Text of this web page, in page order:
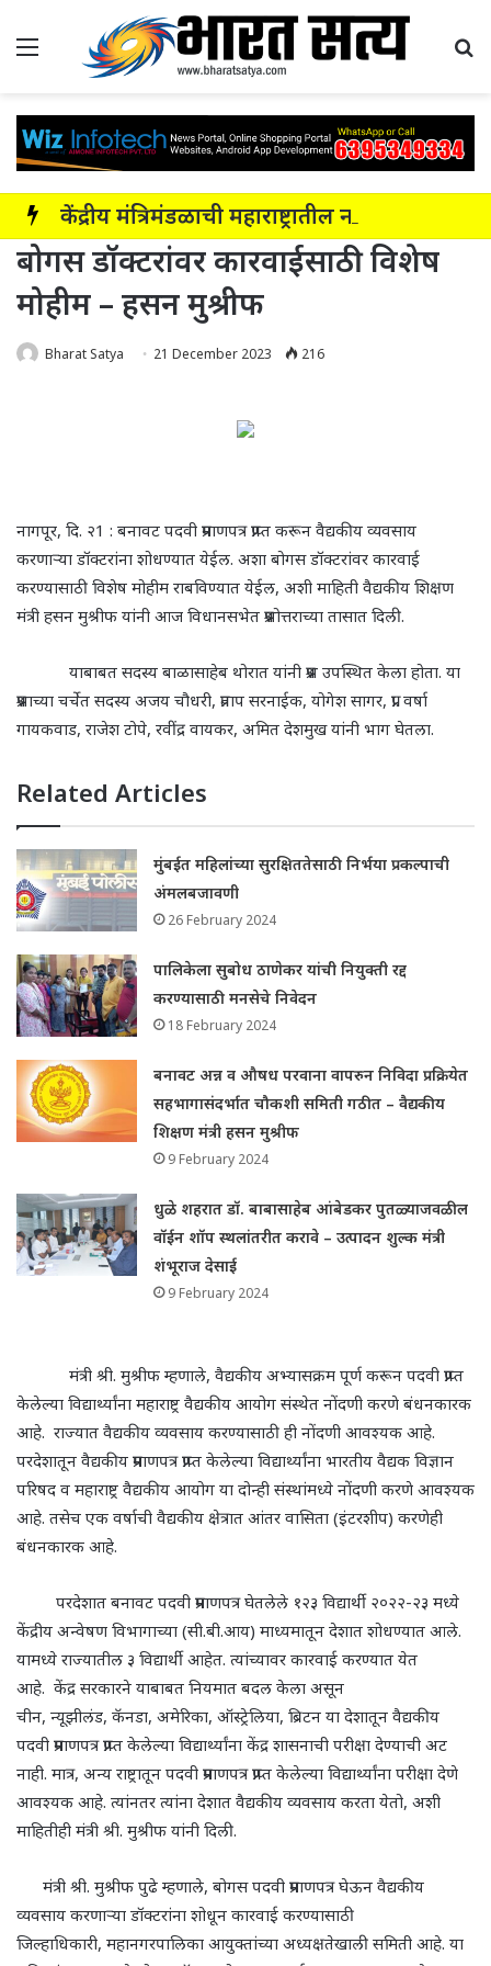
Menu
बोगस डॉक्टरांवर कारवाईसाठी विशेष
मोहीम – हसन मुश्रीफ
Bharat Satya 21 December 2023 216
नागपूर, दि. २1 : बनावट पदवी प्रमाणपत्र प्राप्त करून वैद्यकीय व्यवसाय
करणाऱ्या डॉक्टरांना शोधण्यात येईल. अशा बोगस डॉक्टरांवर कारवाई
करण्यासाठी विशेष मोहीम राबविण्यात येईल, अशी माहिती वैद्यकीय शिक्षण
मंत्री हसन मुश्रीफ यांनी आज विधानसभेत प्रश्नोत्तराच्या तासात दिली.
याबाबत सदस्य बाळासाहेब थोरात यांनी प्रश्न उपस्थित केला होता. या
प्रश्नाच्या चर्चेत सदस्य अजय चौधरी, प्रताप सरनाईक, योगेश सागर, प्रा. वर्षा
गायकवाड, राजेश टोपे, रवींद्र वायकर, अमित देशमुख यांनी भाग घेतला.
Related Articles
मुंबईत महिलांच्या सुरक्षिततेसाठी निर्भया प्रकल्पाची
अंमलबजावणी
26 February 2024
पालिकेला सुबोध ठाणेकर यांची नियुक्ती रद्द
करण्यासाठी मनसेचे निवेदन
18 February 2024
बनावट अन्न व औषध परवाना वापरुन निविदा प्रक्रियेत
सहभागासंदर्भात चौकशी समिती गठीत – वैद्यकीय
शिक्षण मंत्री हसन मुश्रीफ
9 February 2024
धुळे शहरात डॉ. बाबासाहेब आंबेडकर पुतळ्याजवळील
वॉईन शॉप स्थलांतरीत करावे – उत्पादन शुल्क मंत्री
शंभूराज देसाई
9 February 2024
मंत्री श्री. मुश्रीफ म्हणाले, वैद्यकीय अभ्यासक्रम पूर्ण करून पदवी प्राप्त
केलेल्या विद्यार्थ्यांना महाराष्ट्र वैद्यकीय आयोग संस्थेत नोंदणी करणे बंधनकारक
आहे. राज्यात वैद्यकीय व्यवसाय करण्यासाठी ही नोंदणी आवश्यक आहे.
परदेशातून वैद्यकीय प्रमाणपत्र प्राप्त केलेल्या विद्यार्थ्यांना भारतीय वैद्यक विज्ञान
परिषद व महाराष्ट्र वैद्यकीय आयोग या दोन्ही संस्थांमध्ये नोंदणी करणे आवश्यक
आहे. तसेच एक वर्षाची वैद्यकीय क्षेत्रात आंतर वासिता (इंटरशीप) करणेही
बंधनकारक आहे.
परदेशात बनावट पदवी प्रमाणपत्र घेतलेले १२३ विद्यार्थी २०२२-२३ मध्ये
केंद्रीय अन्वेषण विभागाच्या (सी.बी.आय) माध्यमातून देशात शोधण्यात आले.
यामध्ये राज्यातील ३ विद्यार्थी आहेत. त्यांच्यावर कारवाई करण्यात येत
आहे. केंद्र सरकारने याबाबत नियमात बदल केला असून
चीन, न्यूझीलंड, कॅनडा, अमेरिका, ऑस्ट्रेलिया, ब्रिटन या देशातून वैद्यकीय
पदवी प्रमाणपत्र प्राप्त केलेल्या विद्यार्थ्यांना केंद्र शासनाची परीक्षा देण्याची अट
नाही. मात्र, अन्य राष्ट्रातून पदवी प्रमाणपत्र प्राप्त केलेल्या विद्यार्थ्यांना परीक्षा देणे
आवश्यक आहे. त्यांनतर त्यांना देशात वैद्यकीय व्यवसाय करता येतो, अशी
माहितीही मंत्री श्री. मुश्रीफ यांनी दिली.
मंत्री श्री. मुश्रीफ पुढे म्हणाले, बोगस पदवी प्रमाणपत्र घेऊन वैद्यकीय
व्यवसाय करणाऱ्या डॉक्टरांना शोधून कारवाई करण्यासाठी
जिल्हाधिकारी, महानगरपालिका आयुक्तांच्या अध्यक्षतेखाली समिती आहे. या